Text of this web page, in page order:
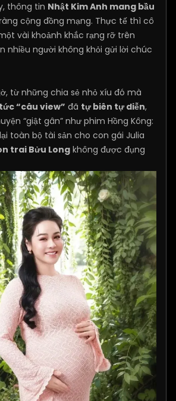
thông tin Nhật Kim Anh mang bầu
cộng đồng mạng. Thực tế thì cô
vài khoảnh khắc rạng rỡ trên
nhiều người không khỏi gửi lời chúc
từ những chia sẻ nhỏ xíu đó mà
“câu view” đã tự biên tự diễn,
“giật gân” như phim Hồng Kông:
toàn bộ tài sản cho con gái Julia
trai Bửu Long không được đụng